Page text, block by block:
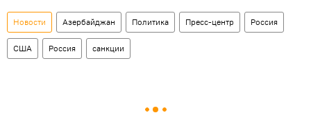
Новости Азербайджан Политика Пресс-центр Россия
США Россия санкции